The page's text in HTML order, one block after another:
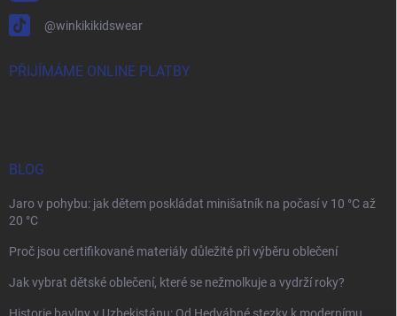
@winkikikidswear
PŘIJÍMÁME ONLINE PLATBY
BLOG
Jaro v pohybu: jak dětem poskládat minišatník na počasí v 10 °C až
20 °C
Proč jsou certifikované materiály důležité při výběru oblečení
Jak vybrat dětské oblečení, které se nežmolkuje a vydrží roky?
Historie bavlny v Uzbekistánu: Od Hedvábné stezky k modernímu